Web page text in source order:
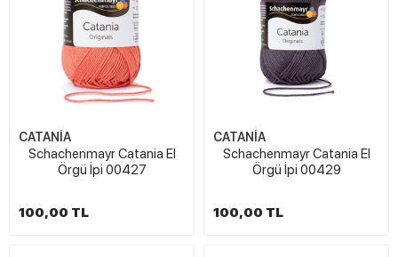
CATANİA
Schachenmayr Catania El
Örgü İpi 00427
100,00 TL
CATANİA
Schachenmayr Catania El
Örgü İpi 00429
100,00 TL